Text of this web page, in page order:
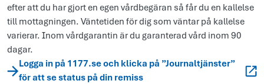
efter att du har gjort en egen vårdbegäran så får du en kallelse
till mottagningen. Väntetiden för dig som väntar på kallelse
varierar. Inom vårdgarantin är du garanterad vård inom 90
dagar.
Logga in på 1177.se och klicka på ”Journaltjänster”
för att se status på din remiss